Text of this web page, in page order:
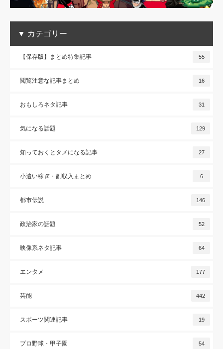
▼ カテゴリー
【保存版】まとめ特集記事 55
閲覧注意な記事まとめ 16
おもしろネタ記事 31
気になる話題 129
知っておくとタメになる記事 27
小遣い稼ぎ・副収入まとめ 6
都市伝説 146
政治家の話題 52
映像系ネタ記事 64
エンタメ 177
芸能 442
スポーツ関連記事 19
プロ野球・甲子園 54